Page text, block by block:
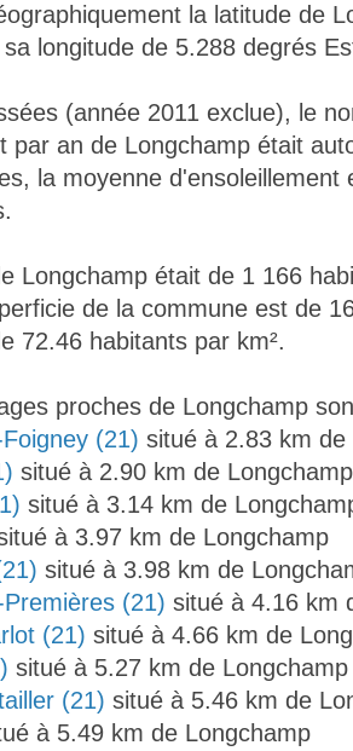
la latitude de
longitude de 5.288 degrés
(année 2011 exclue), le
par an de Longchamp était
la moyenne d'ensoleillement
Longchamp était de 1 166
de la commune est de
72.46 habitants par km².
proches de Longchamp
(21) situé à 2.83 km de
situé à 2.90 km de Longchamp
situé à 3.14 km de
à 3.97 km de Longchamp
situé à 3.98 km de
(21) situé à 4.16 km
(21) situé à 4.66 km de
situé à 5.27 km de Longchamp
(21) situé à 5.46 km de
à 5.49 km de Longchamp